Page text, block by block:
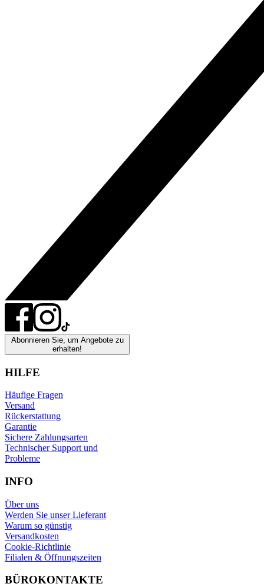
Abonnieren Sie, um Angebote zu
erhalten!
HILFE
Häufige Fragen
Versand
Rückerstattung
Garantie
Sichere Zahlungsarten
Technischer Support und
Probleme
INFO
Über uns
Werden Sie unser Lieferant
Warum so günstig
Versandkosten
Cookie-Richtlinie
Filialen & Öffnungszeiten
BÜROKONTAKTE